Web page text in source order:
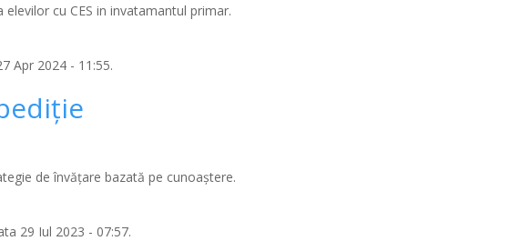
cu CES in invatamantul primar.
Apr 2024 - 11:55.
de învățare bazată pe cunoaștere.
29 Iul 2023 - 07:57.